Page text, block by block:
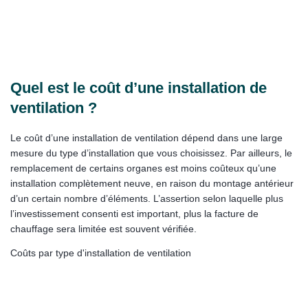
Quel est le coût d’une installation de
ventilation ?
Le coût d’une installation de ventilation dépend dans une large
mesure du type d’installation que vous choisissez. Par ailleurs, le
remplacement de certains organes est moins coûteux qu’une
installation complètement neuve, en raison du montage antérieur
d’un certain nombre d’éléments. L’assertion selon laquelle plus
l’investissement consenti est important, plus la facture de
chauffage sera limitée est souvent vérifiée.
Coûts par type d'installation de ventilation